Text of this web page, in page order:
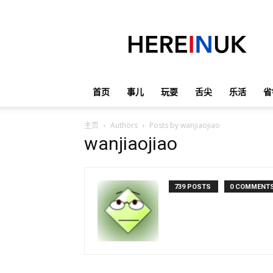
首页 事儿 玩耍 舌尖 乐活
主页 Authors Posts by wanjiaojiao
wanjiaojiao
739 POSTS 0